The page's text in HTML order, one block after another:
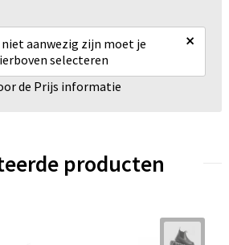
aanwezig zijn moet je
selecteren
×
de Prijs informatie
producten